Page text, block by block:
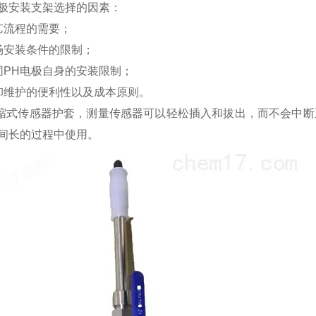
安装支架选择的因素：
程的需要；
装条件的限制；
电极自身的安装限制；
护的便利性以及成本原则。
传感器护套，测量传感器可以轻松插入和拔出，而不会中
长的过程中使用。